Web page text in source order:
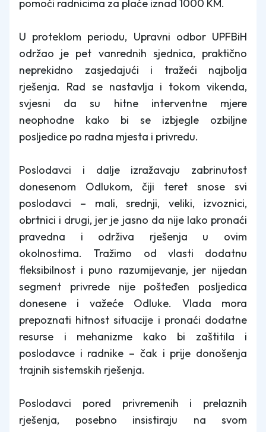
pomoći radnicima za plaće iznad 1000 KM.
U proteklom periodu, Upravni odbor UPFBiH
održao je pet vanrednih sjednica, praktično
neprekidno zasjedajući i tražeći najbolja
rješenja. Rad se nastavlja i tokom vikenda,
svjesni da su hitne interventne mjere
neophodne kako bi se izbjegle ozbiljne
posljedice po radna mjesta i privredu.
Poslodavci i dalje izražavaju zabrinutost
donesenom Odlukom, čiji teret snose svi
poslodavci – mali, srednji, veliki, izvoznici,
obrtnici i drugi, jer je jasno da nije lako pronaći
pravedna i održiva rješenja u ovim
okolnostima. Tražimo od vlasti dodatnu
fleksibilnost i puno razumijevanje, jer nijedan
segment privrede nije pošteđen posljedica
donesene i važeće Odluke. Vlada mora
prepoznati hitnost situacije i pronaći dodatne
resurse i mehanizme kako bi zaštitila i
poslodavce i radnike – čak i prije donošenja
trajnih sistemskih rješenja.
Poslodavci pored privremenih i prelaznih
rješenja, posebno insistiraju na svom